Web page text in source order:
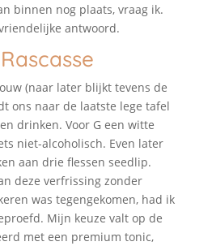
binnen nog plaats, vraag ik.
antwoord.
(naar later blijkt tevens de
ons naar de laatste lege tafel
drinken. Voor G een witte
niet-alcoholisch. Even later
aan drie flessen seedlip.
deze verfrissing zonder
was tegengekomen, had ik
Mijn keuze valt op de
met een premium tonic,